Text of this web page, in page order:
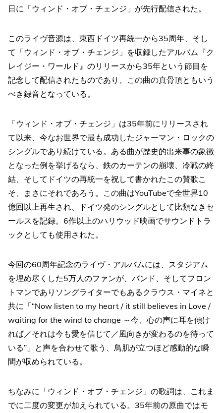
日に「ウィンド・オブ・チェンジ」が先行配信された。
このライヴ音源は、東西ドイツ再統一から35周年、そし
て「ウィンド・オブ・チェンジ」を収録したアルバム『ク
レイジー・ワールド』のリリースから35年という節目を
記念して配信されたものであり、この曲の真骨頂ともいう
べき録音となっている。
「ウィンド・オブ・チェンジ」は35年前にリリースされ
て以来、今なお世界で最も成功したジャーマン・ロックの
シングルであり続けている。ある曲が歴史的出来事の象徴
となった例を挙げるなら、鉄のカーテンの崩壊、冷戦の終
結、そしてドイツの再統一を祝して書かれたこの賛歌こ
そ、まさにそれであろう。この曲はYouTubeで全世界10
億回以上再生され、ドイツ発のシングルとして比類なきセ
ールスを記録。6作以上のハリウッド映画でサウンドトラ
ックとしても使用された。
今回の60周年記念のライヴ・アルバムには、スタジアム
を埋め尽くした5万人のファンが、バンド、そしてフロン
トマンでありソングライターでもあるクラウス・マイネと
共に「“Now listen to my heart / it still believes in Love /
waiting for the wind to change ～今、心の声に耳を傾け
れば／それは今も愛を信じて／風向きが変わるのを待って
いる”」と声を合わせて歌う、鳥肌が立つほど感動的な瞬
間が収められている。
ちなみに「ウィンド・オブ・チェンジ」の歌詞は、これま
でに二度の変更が加えられている。35年前の原曲ではモ